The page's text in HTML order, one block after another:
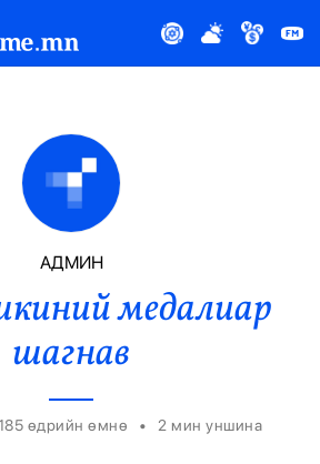
Булан
АДМИН
медалиар
шагнав
өдрийн өмнө • 2 мин уншина